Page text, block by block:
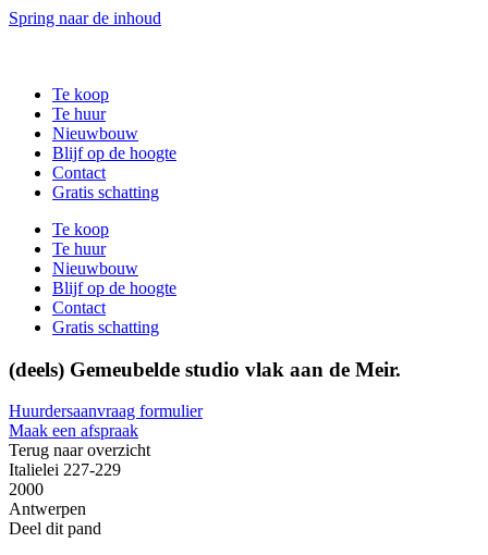
Spring naar de inhoud
Te koop
Te huur
Nieuwbouw
Blijf op de hoogte
Contact
Gratis schatting
Te koop
Te huur
Nieuwbouw
Blijf op de hoogte
Contact
Gratis schatting
(deels) Gemeubelde studio vlak aan de Meir.
Huurdersaanvraag formulier
Maak een afspraak
Terug naar overzicht
Italielei 227-229
2000
Antwerpen
Deel dit pand